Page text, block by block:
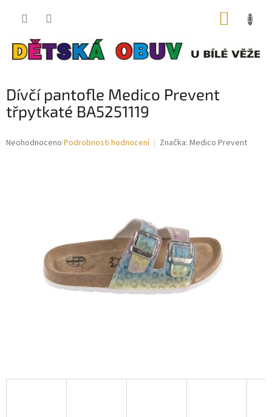
Dívčí pantofle Medico Prevent
třpytkaté BA5251119
Průměrné
Neohodnoceno Podrobnosti hodnocení Značka: Medico Prevent